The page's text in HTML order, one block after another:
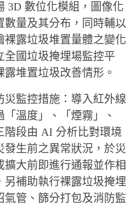
3D 數位化模組，圖像化
數量及其分布，同時輔以
裸露垃圾堆置量體之變化
全國垃圾掩埋場監控平
露堆置垃圾改善情形。
災監控措施：導入紅外線
「溫度」、「煙霧」、
階段由 AI 分析比對環境
發生前之異常狀況，於災
擴大前即進行通報並作相
另補助執行裸露垃圾掩埋
氣管、篩分打包及消防監